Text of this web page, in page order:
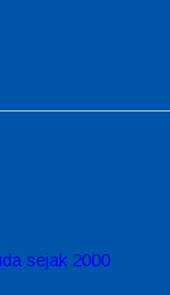
sejak 2000